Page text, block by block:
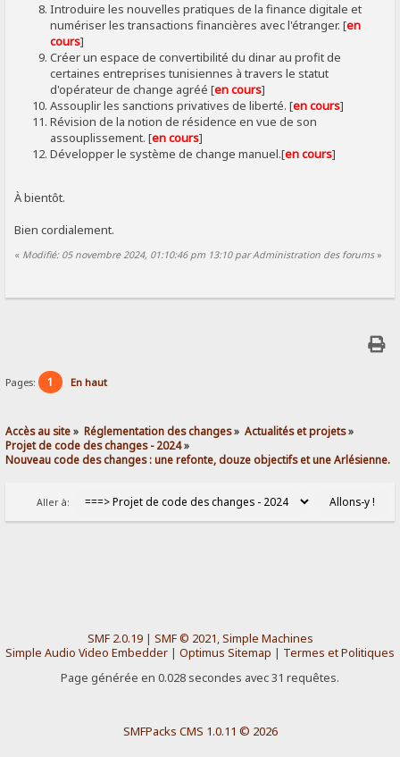
Introduire les nouvelles pratiques de la finance digitale et
numériser les transactions financières avec l'étranger. [en
cours]
Créer un espace de convertibilité du dinar au profit de
certaines entreprises tunisiennes à travers le statut
d'opérateur de change agréé [en cours]
Assouplir les sanctions privatives de liberté. [en cours]
Révision de la notion de résidence en vue de son
assouplissement. [en cours]
Développer le système de change manuel.[en cours]
À bientôt.
Bien cordialement.
« Modifié: 05 novembre 2024, 01:10:46 pm 13:10 par Administration des forums»
Pages: 1 En haut
Accès au site» Réglementation des changes» Actualités et projets»
Projet de code des changes - 2024»
Nouveau code des changes : une refonte, douze objectifs et une Arlésienne.
Aller à:
SMF 2.0.19| SMF © 2021,Simple Machines
Simple Audio Video Embedder | Optimus Sitemap | Termes et Politiques
Page générée en 0.028 secondes avec 31 requêtes.
SMFPacks CMS 1.0.11 © 2026